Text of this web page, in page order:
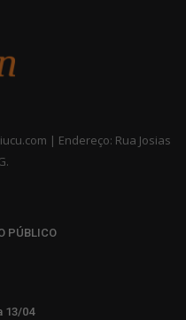
| Endereço: Rua Josias
PÚBLICO
13/04